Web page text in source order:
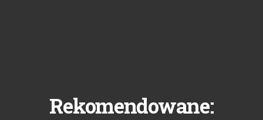
Rekomendowane: